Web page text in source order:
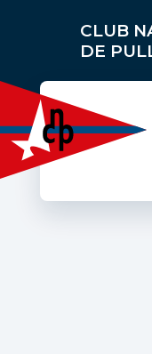
CLUB
DE